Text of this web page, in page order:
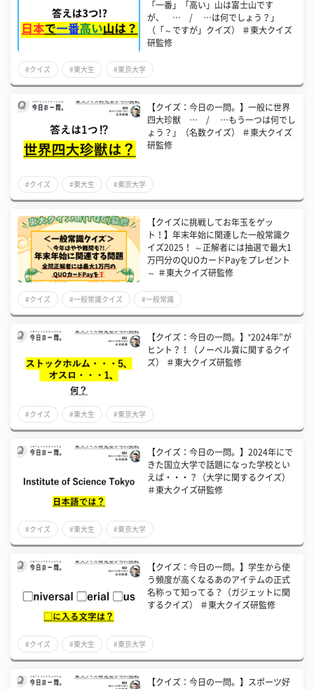
「一番」「高い」山は富士山です
が、 … / …は何でしょう？」
（「～ですが」クイズ） ＃東大クイズ
研監修
#クイズ #東大生 #東京大学
【クイズ：今日の一問。】一般に世界
四大珍獣 … / …もう一つは何でし
ょう？」（名数クイズ） ＃東大クイズ
研監修
#クイズ #東大生 #東京大学
【クイズに挑戦してお年玉をゲッ
ト！】年末年始に関連した一般常識ク
イズ2025！ ～正解者には抽選で最大1
万円分のQUOカードPayをプレゼント
～ ＃東大クイズ研監修
#クイズ #一般常識クイズ #一般常識
【クイズ：今日の一問。】‟2024年”が
ヒント？！（ノーベル賞に関するクイ
ズ） ＃東大クイズ研監修
#クイズ #東大生 #東京大学
【クイズ：今日の一問。】2024年にで
きた国立大学で話題になった学校とい
えば・・・？（大学に関するクイズ）
＃東大クイズ研監修
#クイズ #東大生 #東京大学
【クイズ：今日の一問。】学生から使
う頻度が高くなるあのアイテムの正式
名称って知ってる？（ガジェットに関
するクイズ） ＃東大クイズ研監修
#クイズ #東大生 #東京大学
【クイズ：今日の一問。】スポーツ好